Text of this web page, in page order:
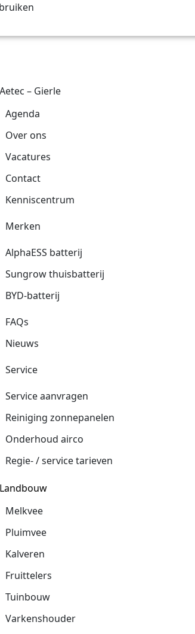
Aetec – Gierle
Agenda
Over ons
Vacatures
Contact
Kenniscentrum
Merken
AlphaESS batterij
Sungrow thuisbatterij
BYD-batterij
FAQs
Nieuws
Service
Service aanvragen
Reiniging zonnepanelen
Onderhoud airco
Regie- / service tarieven
Landbouw
Melkvee
Pluimvee
Kalveren
Fruittelers
Tuinbouw
Varkenshouder